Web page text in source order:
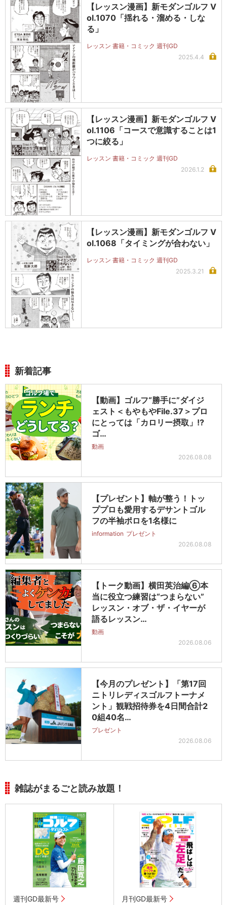
【レッスン漫画】新モダンゴルフ V
ol.1070「揺れる・溜める・しな
る」
レッスン 書籍・コミック 週刊GD
2025.4.4
【レッスン漫画】新モダンゴルフ V
ol.1106「コースで意識することは1
つに絞る」
レッスン 書籍・コミック 週刊GD
2026.1.2
【レッスン漫画】新モダンゴルフ V
ol.1068「タイミングが合わない」
レッスン 書籍・コミック 週刊GD
2025.3.21
新着記事
【動画】ゴルフ“勝手に”ダイジ
ェスト＜もやもやFile.37＞プロ
にとっては「カロリー摂取」!?
ゴ…
動画
2026.08.08
【プレゼント】軸が整う！トッ
ププロも愛用するデサントゴル
フの半袖ポロを1名様に
information プレゼント
2026.08.08
【トーク動画】横田英治編⑥本
当に役立つ練習は“つまらない”
レッスン・オブ・ザ・イヤーが
語るレッスン…
動画
2026.08.06
【今月のプレゼント】「第17回
ニトリレディスゴルフトーナメ
ント」観戦招待券を4日間合計2
0組40名…
プレゼント
2026.08.06
雑誌がまるごと読み放題！
週刊GD最新号 月刊GD最新号